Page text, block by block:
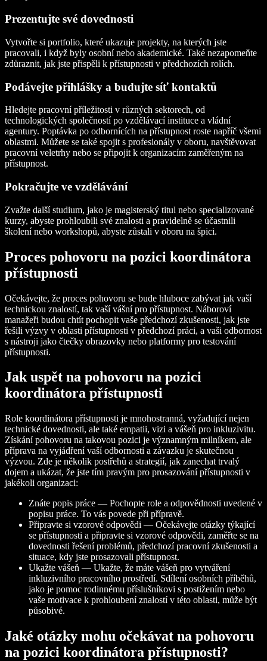
Prezentujte své dovednosti
Vytvořte si portfolio, které ukazuje projekty, na kterých jste
pracovali, i když byly osobní nebo akademické. Také nezapomeňte
zdůraznit, jak jste přispěli k přístupnosti v předchozích rolích.
Podávejte přihlášky a budujte síť kontaktů
Hledejte pracovní příležitosti v různých sektorech, od
technologických společností po vzdělávací instituce a vládní
agentury. Poptávka po odbornících na přístupnost roste napříč všemi
oblastmi. Můžete se také spojit s profesionály v oboru, navštěvovat
pracovní veletrhy nebo se připojit k organizacím zaměřeným na
přístupnost.
Pokračujte ve vzdělávání
Zvažte další studium, jako je magisterský titul nebo specializované
kurzy, abyste prohloubili své znalosti a pravidelně se účastnili
školení nebo workshopů, abyste zůstali v oboru na špici.
Proces pohovoru na pozici koordinátora
přístupnosti
Očekávejte, že proces pohovoru se bude hluboce zabývat jak vaší
technickou znalostí, tak vaší vášní pro přístupnost. Náboroví
manažeři budou chtít pochopit vaše předchozí zkušenosti, jak jste
řešili výzvy v oblasti přístupnosti v předchozí práci, a vaši odbornost
s nástroji jako čtečky obrazovky nebo platformy pro testování
přístupnosti.
Jak uspět na pohovoru na pozici
koordinátora přístupnosti
Role koordinátora přístupnosti je mnohostranná, vyžadující nejen
technické dovednosti, ale také empatii, vizi a vášeň pro inkluzivitu.
Získání pohovoru na takovou pozici je významným milníkem, ale
příprava na vyjádření vaší odbornosti a závazku je skutečnou
výzvou. Zde je několik postřehů a strategií, jak zanechat trvalý
dojem a ukázat, že jste tím pravým pro prosazování přístupnosti v
jakékoli organizaci:
Znáte popis práce — Pochopte role a odpovědnosti uvedené v
popisu práce. To vás povede při přípravě.
Připravte si vzorové odpovědi — Očekávejte otázky týkající
se přístupnosti a připravte si vzorové odpovědi, zaměřte se na
dovednosti řešení problémů, předchozí pracovní zkušenosti a
situace, kdy jste prosazovali přístupnost.
Ukažte vášeň — Ukažte, že máte vášeň pro vytváření
inkluzivního pracovního prostředí. Sdílení osobních příběhů,
jako je pomoc rodinnému příslušníkovi s postižením nebo
vaše motivace k prohloubení znalostí v této oblasti, může být
působivé.
Jaké otázky mohu očekávat na pohovoru
na pozici koordinátora přístupnosti?